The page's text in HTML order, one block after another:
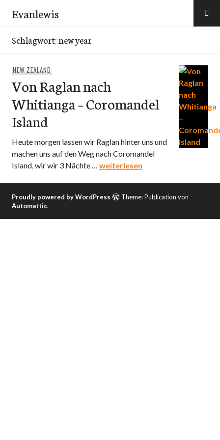
InhaltEvanlewis
Schlagwort:new year
NEW ZEALAND
Von Raglan nach
Whitianga – Coromandel
Island
Heute morgen lassen wir Raglan hinter uns und
machen uns auf den Weg nach Coromandel
Island, wir wir 3 Nächte … Von Raglan nach Whitianga –
weiterlesen
Proudly powered by WordPress
Theme: Publication von
Automattic.